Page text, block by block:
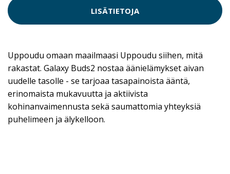
LISÄTIETOJA
Uppoudu omaan maailmaasi Uppoudu siihen, mitä
rakastat. Galaxy Buds2 nostaa äänielämykset aivan
uudelle tasolle - se tarjoaa tasapainoista ääntä,
erinomaista mukavuutta ja aktiivista
kohinanvaimennusta sekä saumattomia yhteyksiä
puhelimeen ja älykelloon.